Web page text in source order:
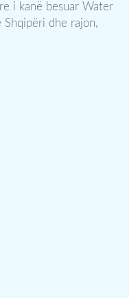
i kanë besuar Water
dhe rajon,